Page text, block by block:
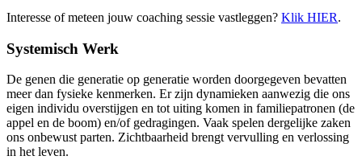
Interesse of meteen jouw coaching sessie vastleggen? Klik HIER.
Systemisch Werk
De genen die generatie op generatie worden doorgegeven bevatten
meer dan fysieke kenmerken. Er zijn dynamieken aanwezig die ons
eigen individu overstijgen en tot uiting komen in familiepatronen (de
appel en de boom) en/of gedragingen. Vaak spelen dergelijke zaken
ons onbewust parten. Zichtbaarheid brengt vervulling en verlossing
in het leven.